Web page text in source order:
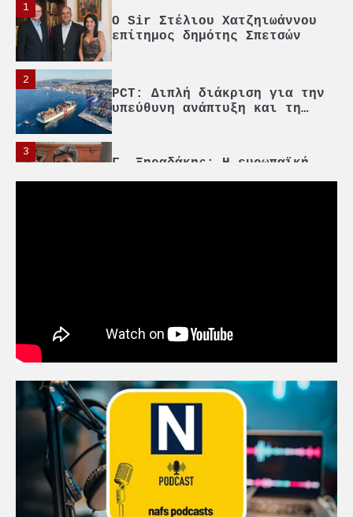
1
O Sir Στέλιου Χατζηιωάννου
επίτημος δημότης Σπετσών
2
PCT: Διπλή διάκριση για την
υπεύθυνη ανάπτυξη και τη
3
Γ. Ξηραδάκης: Η ευρωπαϊκή
στρατηγική αυτονομία περνά
strategic debate